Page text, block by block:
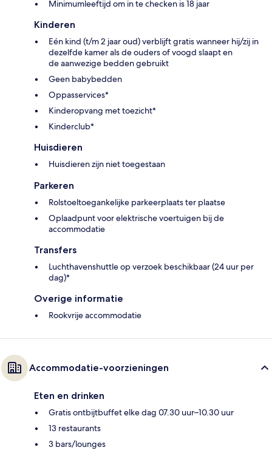
Minimumleeftijd om in te checken is 18 jaar
Kinderen
Eén kind (t/m 2 jaar oud) verblijft gratis wanneer hij/zij in
dezelfde kamer als de ouders of voogd slaapt en
de aanwezige bedden gebruikt
Geen babybedden
Oppasservices*
Kinderopvang met toezicht*
Kinderclub*
Huisdieren
Huisdieren zijn niet toegestaan
Parkeren
Rolstoeltoegankelijke parkeerplaats ter plaatse
Oplaadpunt voor elektrische voertuigen bij de
accommodatie
Transfers
Luchthavenshuttle op verzoek beschikbaar (24 uur per
dag)*
Overige informatie
Rookvrije accommodatie
Accommodatie-voorzieningen
Eten en drinken
Gratis ontbijtbuffet elke dag 07.30 uur–10.30 uur
13 restaurants
3 bars/lounges